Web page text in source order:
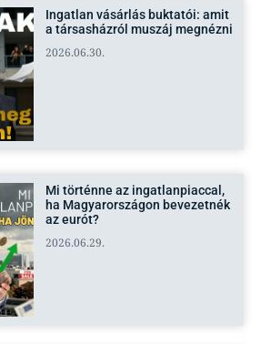
Ingatlan vásárlás buktatói: amit
a társasházról muszáj megnézni
2026.06.30.
Mi történne az ingatlanpiaccal,
ha Magyarországon bevezetnék
az eurót?
2026.06.29.